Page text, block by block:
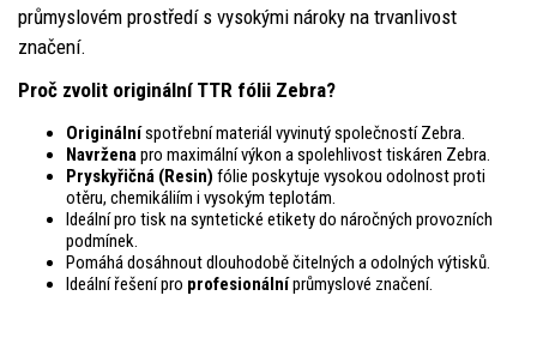
průmyslovém prostředí s vysokými nároky na trvanlivost
značení.
Proč zvolit originální TTR fólii Zebra?
Originálníspotřební materiál vyvinutý společností Zebra.
Navrženapro maximální výkon a spolehlivost tiskáren Zebra.
Pryskyřičná (Resin) fólie poskytuje vysokou odolnost proti
otěru, chemikáliím i vysokým teplotám.
Ideální pro tisk na syntetické etikety do náročných provozních
podmínek.
Pomáhá dosáhnout dlouhodobě čitelných a odolných výtisků.
Ideální řešení pro profesionálníprůmyslové značení.